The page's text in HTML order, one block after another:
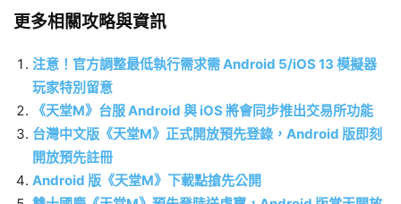
更多相關攻略與資訊
注意！官方調整最低執行需求需 Android 5/iOS 13 模擬器
玩家特別留意
《天堂M》台服 Android 與 iOS 將會同步推出交易所功能
台灣中文版《天堂M》正式開放預先登錄，Android 版即刻
開放預先註冊
Android 版《天堂M》下載點搶先公開